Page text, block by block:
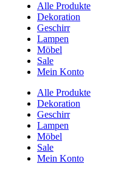
Alle Produkte
Dekoration
Geschirr
Lampen
Möbel
Sale
Mein Konto
Alle Produkte
Dekoration
Geschirr
Lampen
Möbel
Sale
Mein Konto